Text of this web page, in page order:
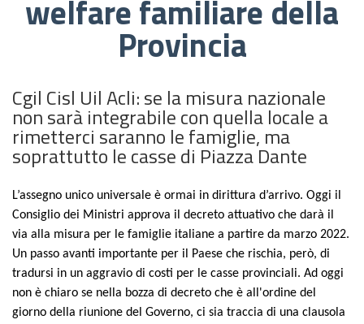
welfare familiare della
Provincia
Cgil Cisl Uil Acli: se la misura nazionale
non sarà integrabile con quella locale a
rimetterci saranno le famiglie, ma
soprattutto le casse di Piazza Dante
L’assegno unico universale è ormai in dirittura d’arrivo. Oggi il
Consiglio dei Ministri approva il decreto attuativo che darà il
via alla misura per le famiglie italiane a partire da marzo 2022.
Un passo avanti importante per il Paese che rischia, però, di
tradursi in un aggravio di costi per le casse provinciali. Ad oggi
non è chiaro se nella bozza di decreto che è all'ordine del
giorno della riunione del Governo, ci sia traccia di una clausola